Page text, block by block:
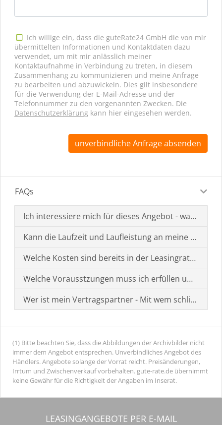
Ich willige ein, dass die guteRate24 GmbH die von mir
übermittelten Informationen und Kontaktdaten dazu
verwendet, um mit mir anlässlich meiner
Kontaktaufnahme in Verbindung zu treten, in diesem
Zusammenhang zu kommunizieren und meine Anfrage
zu bearbeiten und abzuwickeln. Dies gilt insbesondere
für die Verwendung der E-Mail-Adresse und der
Telefonnummer zu den vorgenannten Zwecken. Die
Datenschutzerklärung kann hier eingesehen werden.
unverbindliche Anfrage absenden
FAQs
Ich interessiere mich für dieses Angebot - was muss
Kann die Laufzeit und Laufleistung an meine
Welche Kosten sind bereits in der Leasingrate
Welche Vorausstzungen muss ich erfüllen um einen
Wer ist mein Vertragspartner - Mit wem schließe ich
(1) Bitte beachten Sie, dass die Abbildungen der Archivbilder nicht
immer dem Angebot entsprechen. Unverbindliches Angebot des
Händlers. Angebote solange der Vorrat reicht. Preisänderungen,
Irrtum und Zwischenverkauf vorbehalten. gute-rate.de übernimmt
keine Gewähr für die Richtigkeit der Angaben im Inserat.
LEASINGANGEBOTE PER E-MAIL